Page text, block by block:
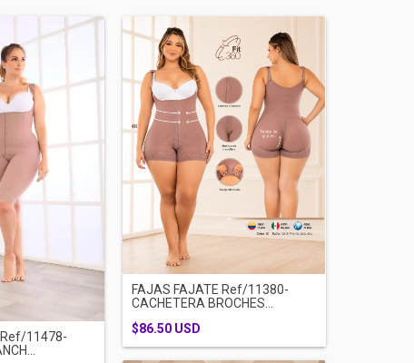
Ref/11478-
FAJAS FAJATE Ref/11380-
CACHETERA BROCHES...
$86.50 USD